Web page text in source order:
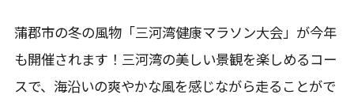
蒲郡市の冬の風物「三河湾健康マラソン大会」が今年
も開催されます！三河湾の美しい景観を楽しめるコー
スで、海沿いの爽やかな風を感じながら走ることがで